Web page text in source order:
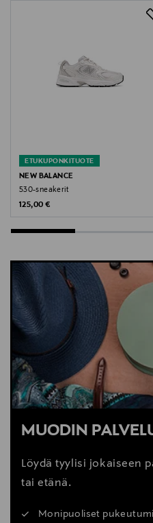
lenkkarit, sneakerit,
kengät, tennarit, New
ETUKUPONKITUOTE
NEW BALANCE
530-sneakerit
Original Price
125,00 €
MUODIN
Löydä tyylisi jokaiseen
tai etänä.
Monipuoliset